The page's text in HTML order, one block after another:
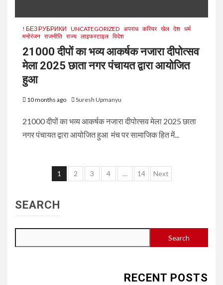
! БЕЗ РУБРИКИ UNCATEGORIZED अपराध करियर खेल देश धर्म
मनोरंजन राजनीति राज्य लाइफस्टाइल विदेश
21000 दीपों का भव्य आकर्षक नजारा दीपोत्सव
मेला 2025 छाता नगर पंचायत द्वारा आयोजित
हुआ
10 months ago Suresh Upmanyu
21000 दीपों का भव्य आकर्षक नजारा दीपोत्सव मेला 2025 छाता
नगर पंचायत द्वारा आयोजित हुआ मंच पर सामाजिक हित में...
Posts
1 2 3 4 … 14 Next
SEARCH
Search
RECENT POSTS